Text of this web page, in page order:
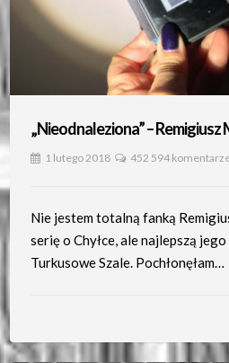
„Nieodnaleziona” – Remigiusz
1 lutego 2018 452 594
Nie jestem totalną fanką
serię o Chyłce, ale najlepszą
Turkusowe Szale. Pochłonęłam…